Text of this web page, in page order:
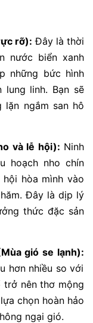
rỡ): Đây là thời
nước biển xanh
những bức hình
linh. Bạn sẽ
ngắm san hô
và lễ hội): Ninh
hoạch nho chín
hòa mình vào
Đây là dịp lý
thức đặc sản
gió se lạnh):
hơn nhiều so với
trở nên thơ mộng
chọn hoàn hảo
ngại gió.